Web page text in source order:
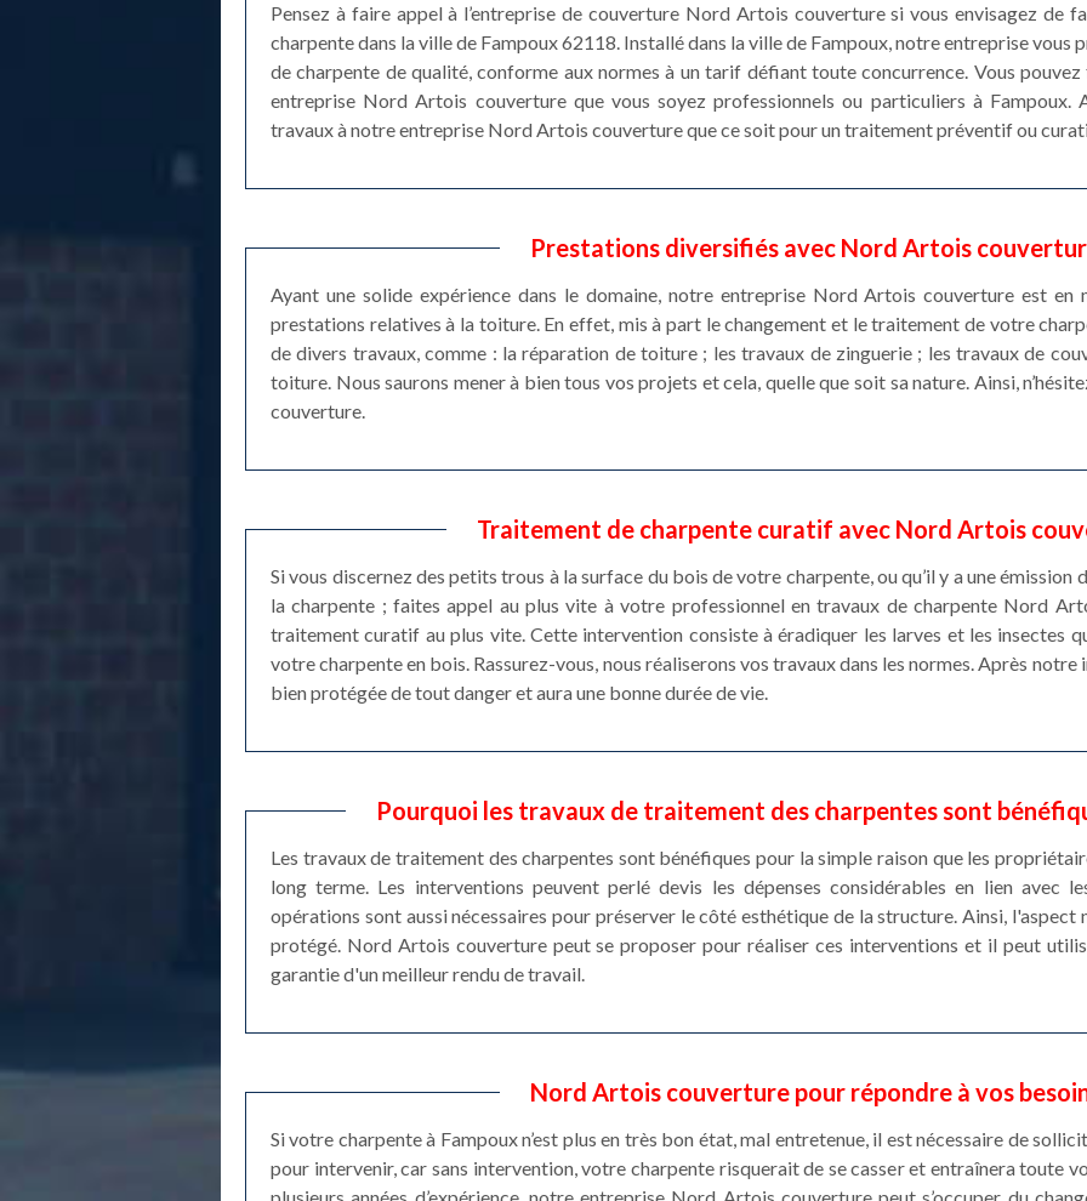
Pensez à faire appel à l’entreprise de couverture Nord Artois couverture si vous envisagez de
charpente dans la ville de Fampoux 62118. Installé dans la ville de Fampoux, notre entreprise vous
de charpente de qualité, conforme aux normes à un tarif défiant toute concurrence. Vous
entreprise Nord Artois couverture que vous soyez professionnels ou particuliers à Fampoux.
travaux à notre entreprise Nord Artois couverture que ce soit pour un traitement préventif ou
Prestations diversifiés avec Nord Artois
Ayant une solide expérience dans le domaine, notre entreprise Nord Artois couverture est en
prestations relatives à la toiture. En effet, mis à part le changement et le traitement de votre
de divers travaux, comme : la réparation de toiture ; les travaux de zinguerie ; les travaux de
toiture. Nous saurons mener à bien tous vos projets et cela, quelle que soit sa nature. Ainsi,
couverture.
Traitement de charpente curatif avec Nord Artois
Si vous discernez des petits trous à la surface du bois de votre charpente, ou qu’il y a une émission
la charpente ; faites appel au plus vite à votre professionnel en travaux de charpente Nord
traitement curatif au plus vite. Cette intervention consiste à éradiquer les larves et les insectes
votre charpente en bois. Rassurez-vous, nous réaliserons vos travaux dans les normes. Après
bien protégée de tout danger et aura une bonne durée de vie.
Pourquoi les travaux de traitement des charpentes sont
Les travaux de traitement des charpentes sont bénéfiques pour la simple raison que les
long terme. Les interventions peuvent perlé devis les dépenses considérables en lien avec
opérations sont aussi nécessaires pour préserver le côté esthétique de la structure. Ainsi,
protégé. Nord Artois couverture peut se proposer pour réaliser ces interventions et il peut
garantie d'un meilleur rendu de travail.
Nord Artois couverture pour répondre à vos
Si votre charpente à Fampoux n’est plus en très bon état, mal entretenue, il est nécessaire de
pour intervenir, car sans intervention, votre charpente risquerait de se casser et entraînera toute